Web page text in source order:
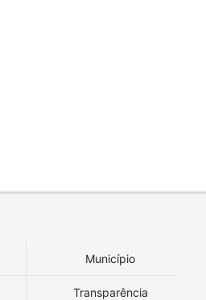
Município
Transparência